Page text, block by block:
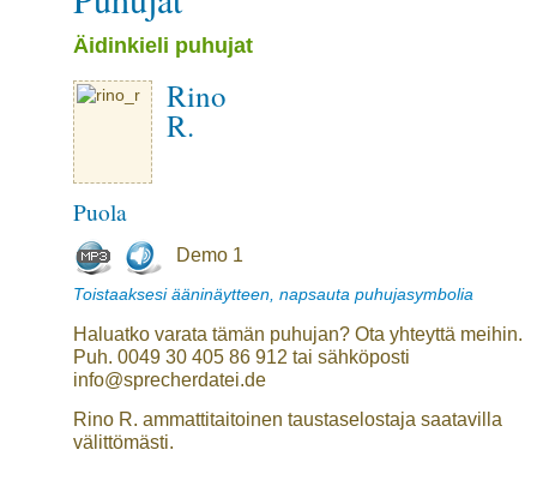
Äidinkieli puhujat
Rino
R.
Puola
Demo 1
Toistaaksesi ääninäytteen, napsauta puhujasymbolia
Haluatko varata tämän puhujan? Ota yhteyttä meihin.
Puh. 0049 30 405 86 912 tai sähköposti
info@sprecherdatei.de
Rino R. ammattitaitoinen taustaselostaja saatavilla
välittömästi.